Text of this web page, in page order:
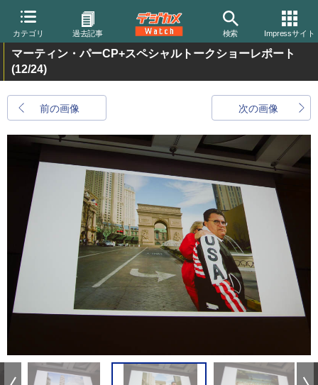
カテゴリ 過去記事 検索 Impressサイト
マーティン・パーCP+スペシャルトークショーレポート
(12/24)
前の画像 次の画像